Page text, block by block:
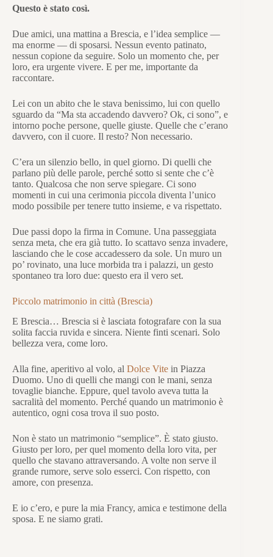
Questo è stato così.
Due amici, una mattina a Brescia, e l’idea semplice —
ma enorme — di sposarsi. Nessun evento patinato,
nessun copione da seguire. Solo un momento che, per
loro, era urgente vivere. E per me, importante da
raccontare.
Lei con un abito che le stava benissimo, lui con quello
sguardo da “Ma sta accadendo davvero? Ok, ci sono”, e
intorno poche persone, quelle giuste. Quelle che c’erano
davvero, con il cuore. Il resto? Non necessario.
C’era un silenzio bello, in quel giorno. Di quelli che
parlano più delle parole, perché sotto si sente che c’è
tanto. Qualcosa che non serve spiegare. Ci sono
momenti in cui una cerimonia piccola diventa l’unico
modo possibile per tenere tutto insieme, e va rispettato.
Due passi dopo la firma in Comune. Una passeggiata
senza meta, che era già tutto. Io scattavo senza invadere,
lasciando che le cose accadessero da sole. Un muro un
po’ rovinato, una luce morbida tra i palazzi, un gesto
spontaneo tra loro due: questo era il vero set.
Piccolo matrimonio in città (Brescia)
E Brescia… Brescia si è lasciata fotografare con la sua
solita faccia ruvida e sincera. Niente finti scenari. Solo
bellezza vera, come loro.
Alla fine, aperitivo al volo, al Dolce Vite in Piazza
Duomo. Uno di quelli che mangi con le mani, senza
tovaglie bianche. Eppure, quel tavolo aveva tutta la
sacralità del momento. Perché quando un matrimonio è
autentico, ogni cosa trova il suo posto.
Non è stato un matrimonio “semplice”. È stato giusto.
Giusto per loro, per quel momento della loro vita, per
quello che stavano attraversando. A volte non serve il
grande rumore, serve solo esserci. Con rispetto, con
amore, con presenza.
E io c’ero, e pure la mia Francy, amica e testimone della
sposa. E ne siamo grati.